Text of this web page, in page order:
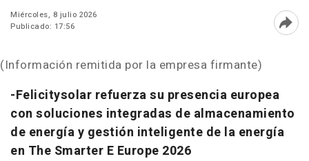
Miércoles, 8 julio 2026
Publicado: 17:56
(Información remitida por la empresa firmante)
-Felicitysolar refuerza su presencia europea
con soluciones integradas de almacenamiento
de energía y gestión inteligente de la energía
en The Smarter E Europe 2026